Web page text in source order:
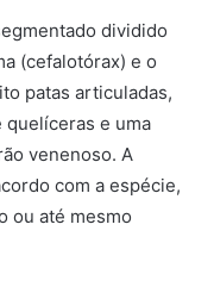
dividido
(cefalotórax) e o
patas articuladas,
quelíceras e uma
venenoso. A
com a espécie,
ou até mesmo